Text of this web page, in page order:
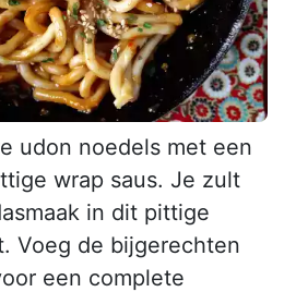
udon noedels met een
wrap saus. Je zult
in dit pittige
Voeg de bijgerechten
een complete